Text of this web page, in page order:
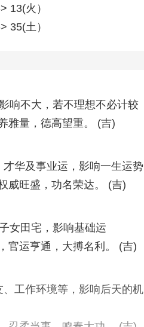
13(火）
35(土）
响不大，若不理想不必计较
雅量，德高望重。 (吉)
才华及事业运，影响一生运势
威旺盛，功名荣达。 (吉)
女田宅，影响基础运
官运亨通，大搏名利。 (吉)
、工作环境等，影响后天的机